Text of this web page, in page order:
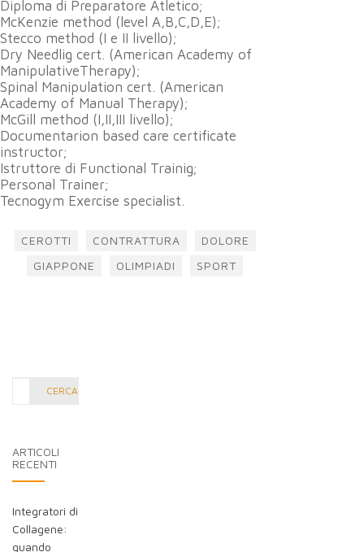
Diploma di Preparatore Atletico;
McKenzie method (level A,B,C,D,E);
Stecco method (I e II livello);
Dry Needlig cert. (American Academy of
ManipulativeTherapy);
Spinal Manipulation cert. (American
Academy of Manual Therapy);
McGill method (I,II,III livello);
Documentarion based care certificate
instructor;
Istruttore di Functional Trainig;
Personal Trainer;
Tecnogym Exercise specialist.
CEROTTI CONTRATTURA
DOLORE
GIAPPONE
OLIMPIADI SPORT
CERCA
ARTICOLI
RECENTI
Integratori di
Collagene:
quando